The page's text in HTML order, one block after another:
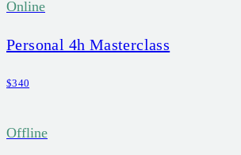
Online
Personal 4h Masterclass
$340
Offline